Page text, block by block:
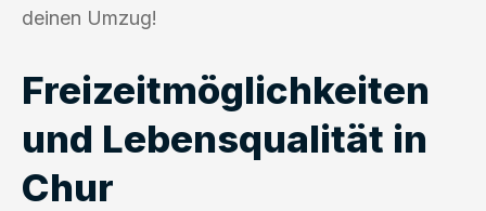
deinen Umzug!
Freizeitmöglichkeiten
und Lebensqualität in
Chur